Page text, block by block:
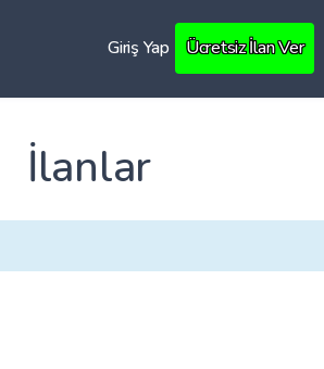
Giriş Yap Ücretsiz İlan Ver
İlanlar